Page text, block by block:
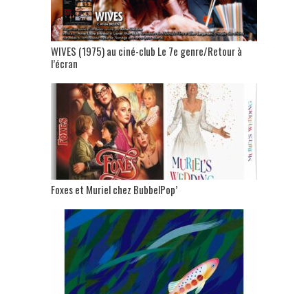
WIVES (1975) au ciné-club Le 7e genre/Retour à
l’écran
Foxes et Muriel chez BubbelPop’